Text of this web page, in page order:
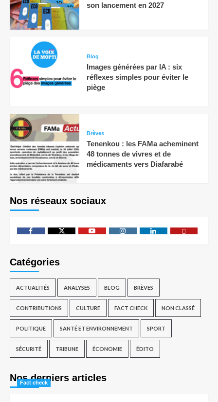
son lancement en 2027
Blog
Images générées par IA : six
réflexes simples pour éviter le
piège
Brèves
Tenenkou : les FAMa acheminent
48 tonnes de vivres et de
médicaments vers Diafarabé
Nos réseaux sociaux
Catégories
ACTUALITÉS ANALYSES BLOG BRÈVES
CONTRIBUTIONS CULTURE FACT CHECK NON CLASSÉ
POLITIQUE SANTÉ ET ENVIRONNEMENT SPORT
SÉCURITÉ TRIBUNE ÉCONOMIE ÉDITO
Nos derniers articles
Fact check